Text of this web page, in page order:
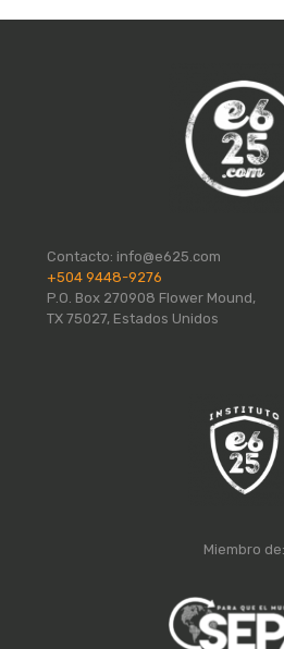
Contacto: info@e625.com
+504 9448-9276
P.O. Box 270908 Flower Mound,
TX 75027, Estados Unidos
Miembro de: